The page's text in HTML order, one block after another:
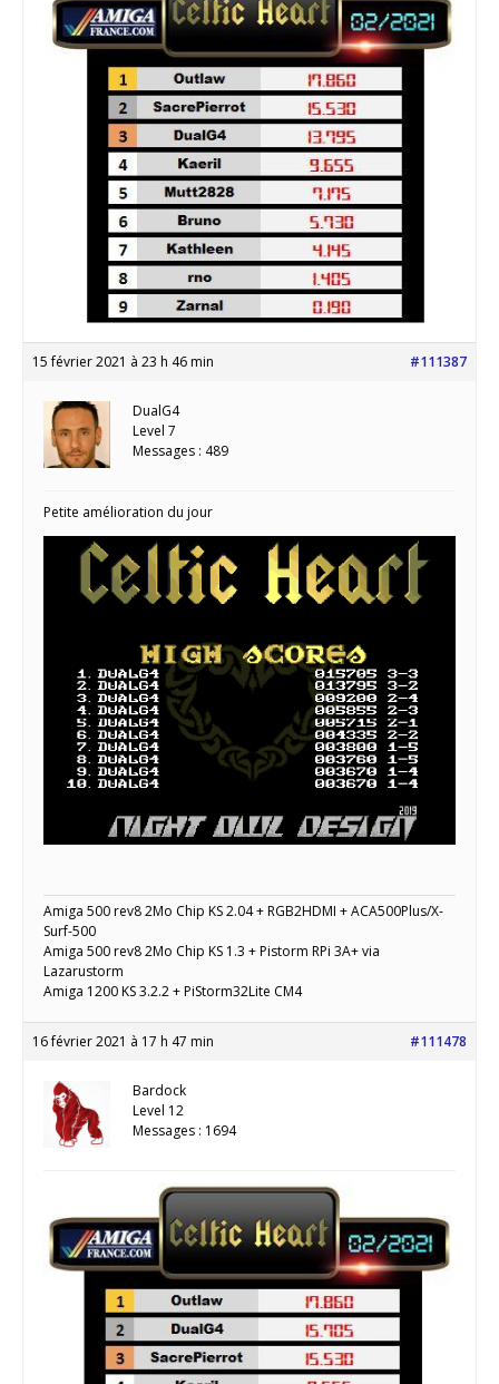
15 février 2021 à 23 h 46 min #111387
DualG4
Level 7
Messages : 489
Petite amélioration du jour
Amiga 500 rev8 2Mo Chip KS 2.04 + RGB2HDMI + ACA500Plus/X-
Surf-500
Amiga 500 rev8 2Mo Chip KS 1.3 + Pistorm RPi 3A+ via
Lazarustorm
Amiga 1200 KS 3.2.2 + PiStorm32Lite CM4
16 février 2021 à 17 h 47 min #111478
Bardock
Level 12
Messages : 1694